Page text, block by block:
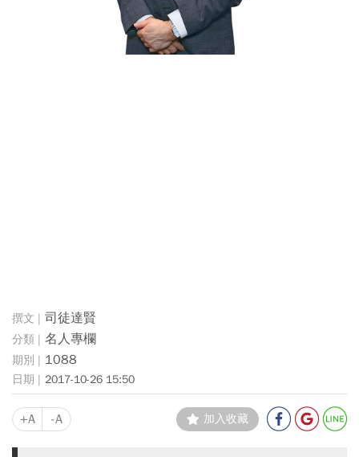
司徒達賢
名人專欄
1088
2017-10-26 15:50
+A -A 加入收藏